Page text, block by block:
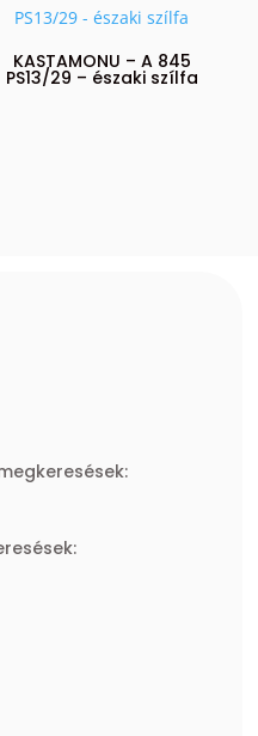
KASTAMONU – A 845
PS13/29 – északi szílfa